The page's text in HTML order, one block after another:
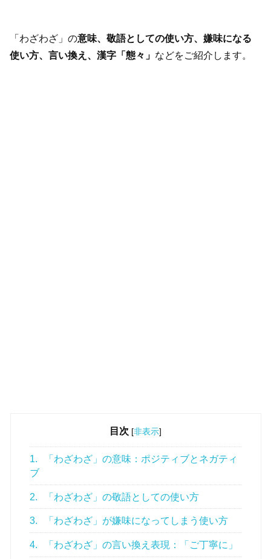
「わざわざ」の意味、敬語としての使い方、嫌味になる
使い方、言い換え、漢字「態々」 などをご紹介します。
目次 [非表示]
1.
「わざわざ」の意味：ポジティブとネガティ
ブ
2. 「わざわざ」の敬語としての使い方
3. 「わざわざ」が嫌味になってしまう使い方
4. 「わざわざ」の言い換え表現：「ご丁寧に」